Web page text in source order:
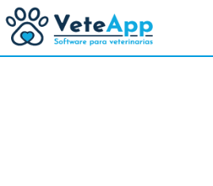
query failed, Table